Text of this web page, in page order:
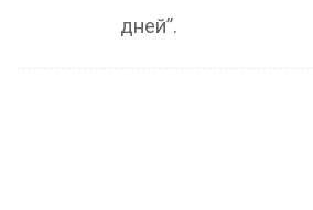
дней”.